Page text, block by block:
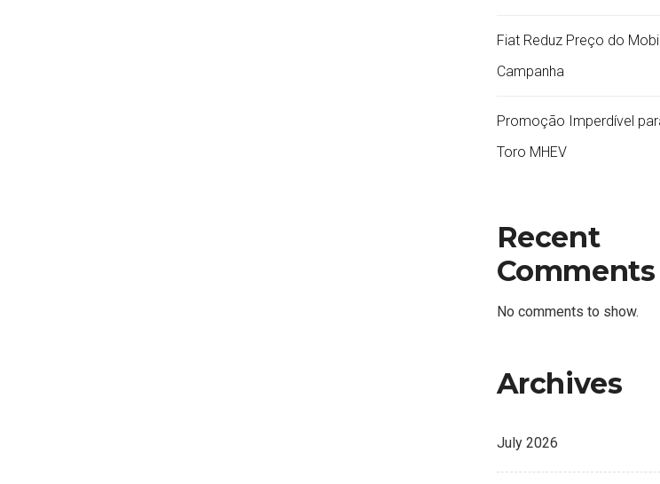
Fiat Reduz Preço do
Campanha
Promoção Imperdível
Toro MHEV
Recent
Comments
No comments to show.
Archives
July 2026